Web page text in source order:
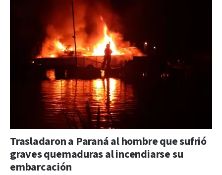
Trasladaron a Paraná al hombre que sufrió
graves quemaduras al incendiarse su
embarcación